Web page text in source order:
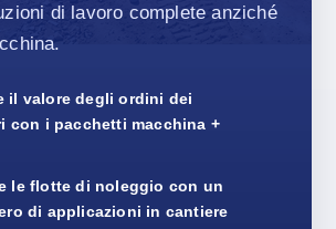
di lavoro complete anziché
il valore degli ordini dei
con i pacchetti macchina +
le flotte di noleggio con un
di applicazioni in cantiere